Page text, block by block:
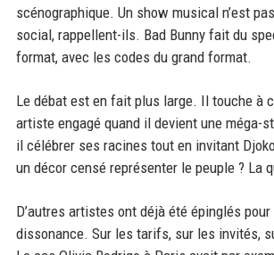
scénographique. Un show musical n’est
social, rappellent-ils. Bad Bunny fait du
format, avec les codes du grand format.
Le débat est en fait plus large. Il touche à
artiste engagé quand il devient une méga-
il célébrer ses racines tout en invitant
un décor censé représenter le peuple ? La
D’autres artistes ont déjà été épinglés
dissonance. Sur les tarifs, sur les invités,